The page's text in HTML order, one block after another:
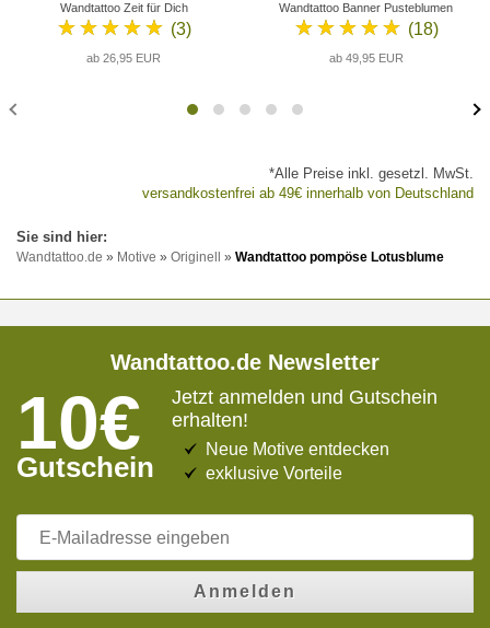
Wandtattoo Zeit für Dich
★★★★★ (3)
ab 26,95 EUR
Wandtattoo Banner Pusteblumen
★★★★★ (18)
ab 49,95 EUR
*Alle Preise inkl. gesetzl. MwSt.
versandkostenfrei ab 49€ innerhalb von Deutschland
Wandtattoo.de » Motive » Originell » Wandtattoo pompöse Lotusblume
Wandtattoo.de Newsletter
10€
Gutschein
Jetzt anmelden und Gutschein
erhalten!
Neue Motive entdecken
exklusive Vorteile
Anmelden